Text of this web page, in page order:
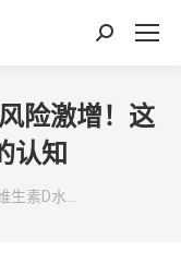
搜
险激增！这
认知
生素D水…